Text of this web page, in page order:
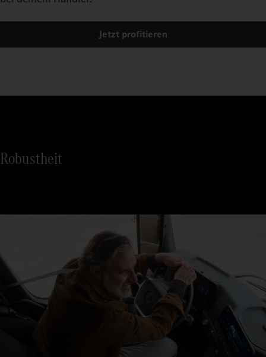
Jetzt profitieren
Robustheit